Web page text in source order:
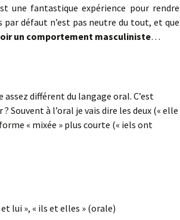
une fantastique expérience pour rendre
défaut n’est pas neutre du tout, et que
un comportement masculiniste…
différent du langage oral. C’est
Souvent à l’oral je vais dire les deux (« elle
« mixée » plus courte (« iels ont
lui », « ils et elles » (orale)